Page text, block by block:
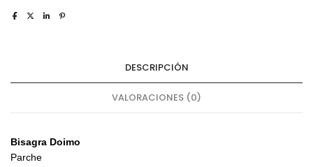
DESCRIPCIÓN
VALORACIONES (0)
Bisagra Doimo
Parche